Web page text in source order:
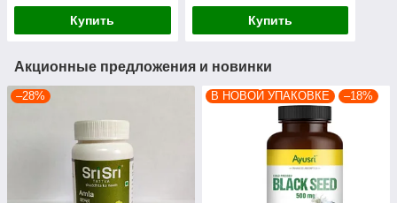
Купить Купить
Акционные предложения и новинки
–28% В НОВОЙ УПАКОВКЕ –18%